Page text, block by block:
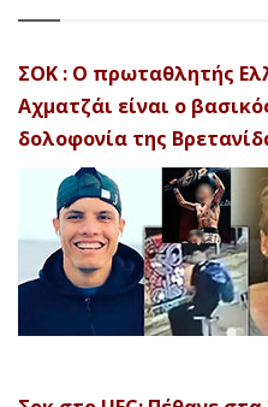
ΣΟΚ : Ο πρωταθλητής
Αχματζάι είναι ο
δολοφονία της